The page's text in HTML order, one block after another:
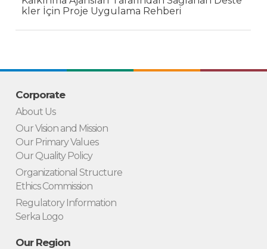
kler İçin Proje Uygulama Rehberi
Corporate
About Us
Our Vision and Mission
Our Primary Values
Our Quality Policy
Organizational Structure
Ethics Commission
Regulatory Information
Serka Logo
Our Region